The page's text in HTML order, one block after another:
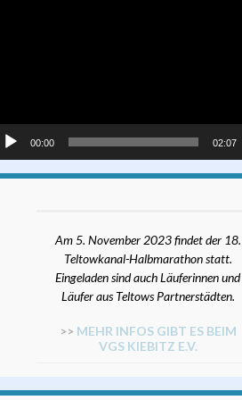
00:00 02:07
Am 5. November 2023 findet der 18.
Teltowkanal-Halbmarathon statt.
Eingeladen sind auch Läuferinnen und
Läufer aus Teltows Partnerstädten.
>> MEHR INFOS GIBT ES BEIM
VGS KIEBITZ E.V.